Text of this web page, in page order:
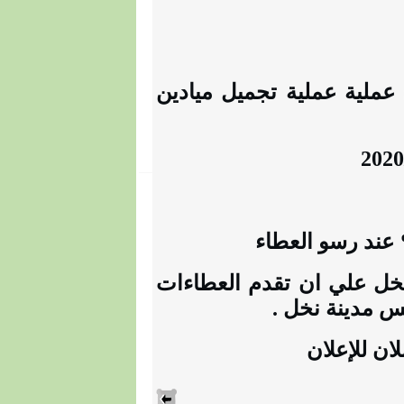
عملية تجميل ميادين
علي ان تقدم العطاءات
مدينة نخل .
للإعلان